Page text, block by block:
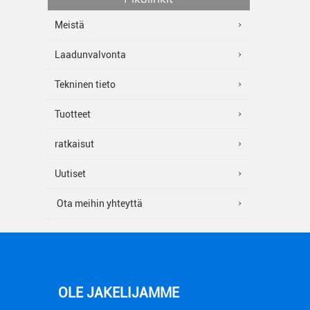
Meistä
Laadunvalvonta
Tekninen tieto
Tuotteet
ratkaisut
Uutiset
Ota meihin yhteyttä
OLE JAKELIJAMME